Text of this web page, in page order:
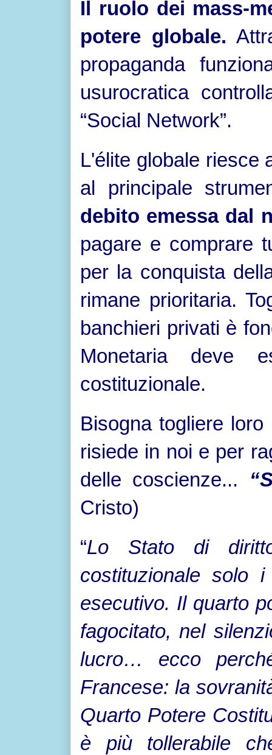
Il ruolo dei mass-
potere globale.
propaganda
usurocratica
“Social Network”.
L'élite globale riesce
al principale
debito emessa dal
pagare e comprare
per la conquista
rimane prioritaria.
banchieri privati è
Monetaria deve
costituzionale.
Bisogna togliere
risiede in noi e per
delle coscienze...
Cristo)
“Lo Stato di
costituzionale solo
esecutivo. Il quarto
fagocitato, nel
lucro… ecco
Francese: la
Quarto Potere
è più tollerabile